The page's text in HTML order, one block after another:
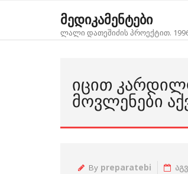
მედიკამენტები
ლალი დათეშიძის პროექტით.
ᲘᲪᲘᲗ
ᲛᲝᲕᲚᲔᲜᲔᲑᲘ
By preparatebi